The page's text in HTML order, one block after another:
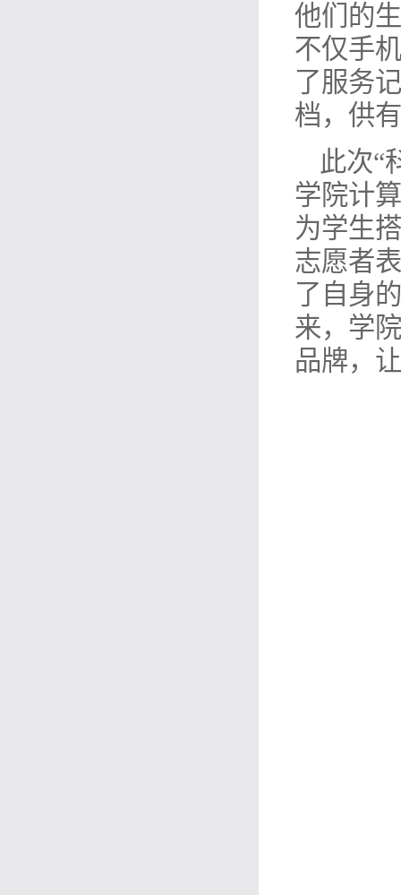
他们的
不仅手
了服务
档，供
此次“
学院计
为学生
志愿者
了自身
来，学
品牌，